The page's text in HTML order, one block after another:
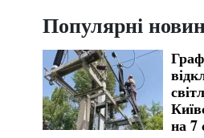
Популярні
на 7